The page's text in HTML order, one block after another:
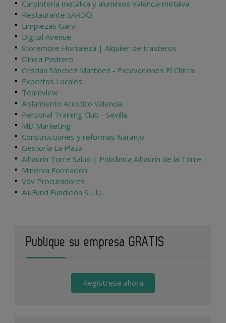
Carpintería metálica y aluminios Valencia metalva
Restaurante SARDÖ
Limpiezas Garvi
Digital Avenue
Storemore Hortaleza | Alquiler de trasteros
Clínica Pedrero
Cristian Sánchez Martínez - Excavaciones El Chirra
Expertos Locales
Teamview
Aislamiento Acústico Valencia
Personal Training Club - Sevilla
MD Marketing
Construcciones y reformas Naranjo
Gestoría La Plaza
Alhaurín Torre Salud | Policlínica Alhaurín de la Torre
Minerva Formación
Vdv Procuradores
AluFund Fundición S.L.U.
Publique su empresa GRATIS
Regístrese ahora